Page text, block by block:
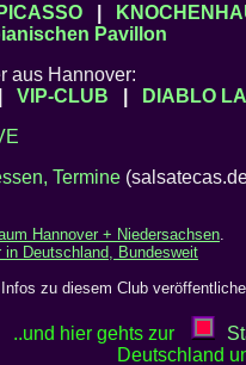
PICASSO
Pavillon
aus Hannover:
VIP-CLUB
DIABLO
Termine
Hannover + Niedersachsen
in Deutschland, Bundesweit
zu diesem Club
..und hier gehts zur
Deutschland